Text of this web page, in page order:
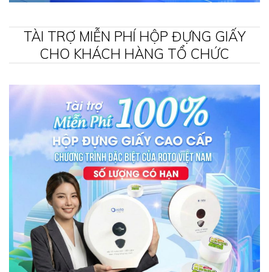
TÀI TRỢ MIỄN PHÍ HỘP ĐỰNG GIẤY
CHO KHÁCH HÀNG TỔ CHỨC